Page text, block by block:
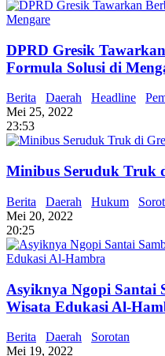
DPRD Gresik
Formula Solusi di
Berita Daerah Headline
Mei 25, 2022
23:53
Minibus Seruduk Truk
Berita Daerah Hukum
Mei 20, 2022
20:25
Asyiknya Ngopi Santai
Wisata Edukasi Al-
Berita Daerah
Sorotan
Mei 19, 2022